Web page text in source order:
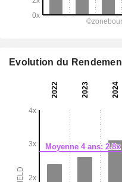
Evolution du